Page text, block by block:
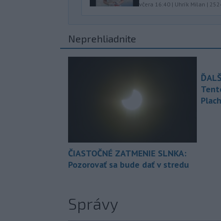
včera 16:40 | Uhrík Milan |
Neprehliadnite
ČIASTOČNÉ ZATMENIE SLNKA:
Pozorovať sa bude dať v stredu
Správy